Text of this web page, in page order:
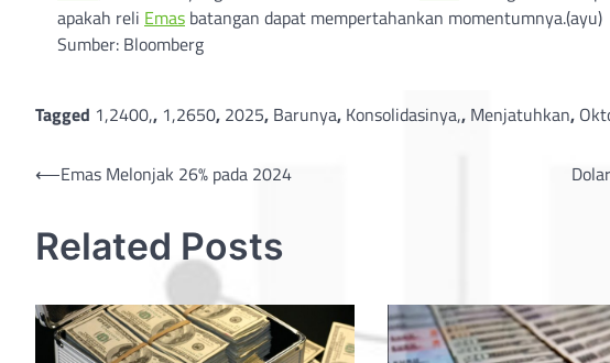
apakah reli Emas batangan dapat mempertahankan momentumnya.(ayu)
Sumber: Bloomberg
Tagged 1,2400,, 1,2650, 2025, Barunya, Konsolidasinya,, Menjatuhkan,
Post
⟵Emas Melonjak 26% pada 2024
Related Posts